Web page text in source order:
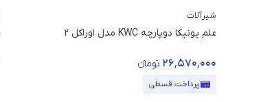
شیرآلات
علم یونیکا دوپارچه KWC مدل اوراکل 2
۲۶٬۵۷۰٬۰۰۰ تومانءقیمت محصول
پرداخت قسطی